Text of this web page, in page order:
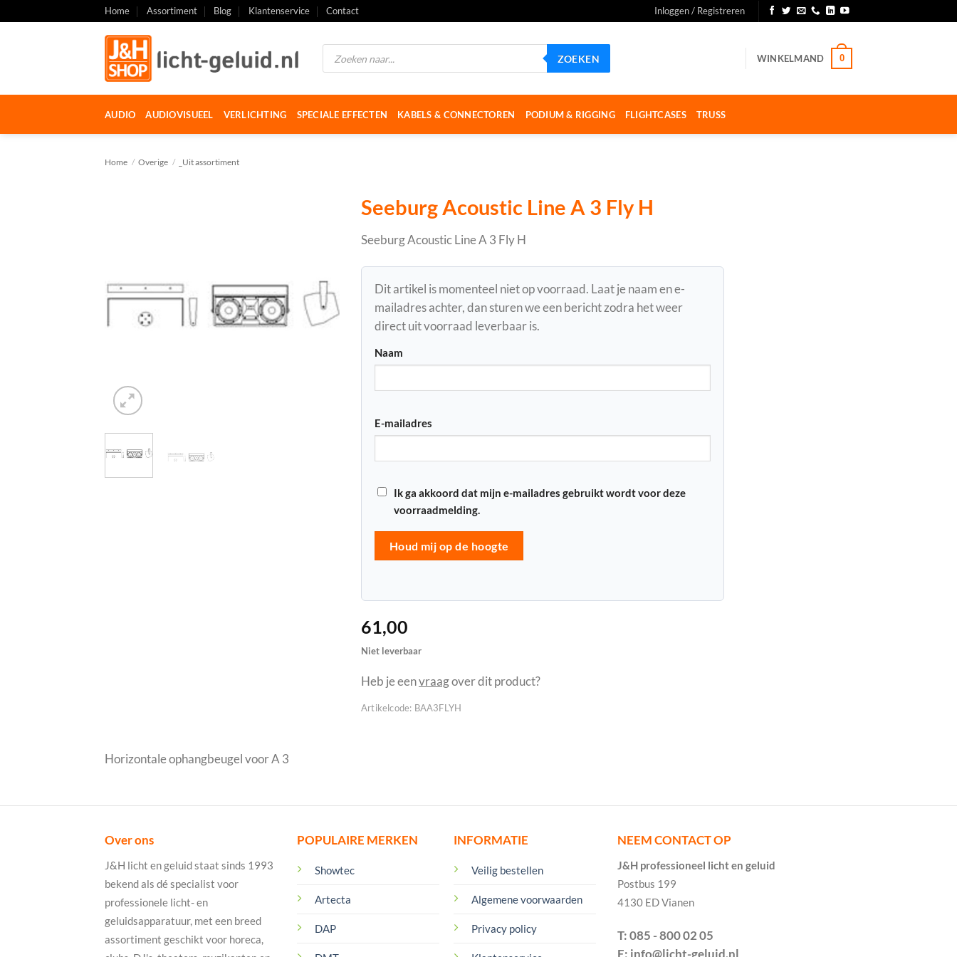
naar
Home Assortiment Blog Klantenservice Contact Inloggen / Registreren
Producten
zoeken
ZOEKEN WINKELMAND 0
AUDIO AUDIOVISUEEL VERLICHTING SPECIALE EFFECTEN KABELS & CONNECTOREN PODIUM & RIGGING FLIGHTCASES TRUSS
Home / Overige / _Uit assortiment
Seeburg Acoustic Line A 3 Fly H
Seeburg Acoustic Line A 3 Fly H
Dit artikel is momenteel niet op voorraad. Laat je naam en e-
mailadres achter, dan sturen we een bericht zodra het weer
direct uit voorraad leverbaar is.
Naam
E-mailadres
Ik ga akkoord dat mijn e-mailadres gebruikt wordt voor deze
voorraadmelding.
Houd mij op de hoogte
61,00
Niet leverbaar
Heb je eenvraagover dit product?
Artikelcode: BAA3FLYH
Horizontale ophangbeugel voor A 3
Over ons
J&H licht en geluid staat sinds 1993
bekend als dé specialist voor
professionele licht- en
geluidsapparatuur, met een breed
assortiment geschikt voor horeca,
POPULAIRE MERKEN
Showtec
Artecta
DAP
INFORMATIE
Veilig bestellen
Algemene voorwaarden
Privacy policy
NEEM CONTACT OP
J&H professioneel licht en geluid
Postbus 199
4130 ED Vianen
T: 085 - 800 02 05